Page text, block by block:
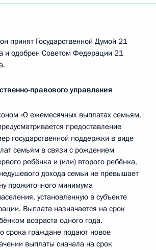
принят Государственной Думой 21
и одобрен Советом Федерации 21
правового управления
«О ежемесячных выплатах семьям,
предоставление
государственной поддержки в виде
семьям в связи с рождением
ребёнка и (или) второго ребёнка,
дохода семьи не превышает
прожиточного минимума
установленную в субъекте
Выплата назначается на срок
возраста одного года.
срока граждане подают новое
выплаты сначала на срок